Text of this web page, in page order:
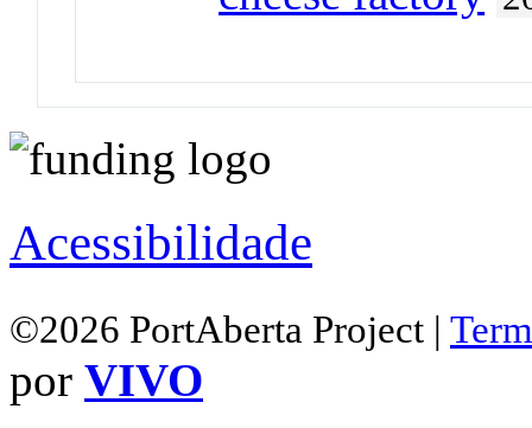
Acessibilidade
©2026 PortAberta Project |
por VIVO